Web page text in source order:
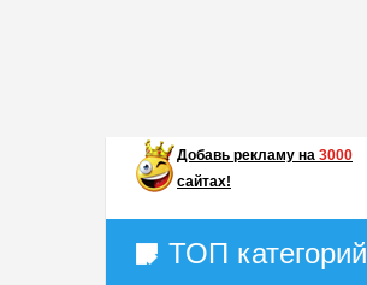
Добавь рекламу на 3000
сайтах!
ТОП категорий